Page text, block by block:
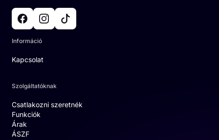
Információ
Kapcsolat
Szolgáltatóknak
Csatlakozni szeretnék
Funkciók
Árak
ÁSZF